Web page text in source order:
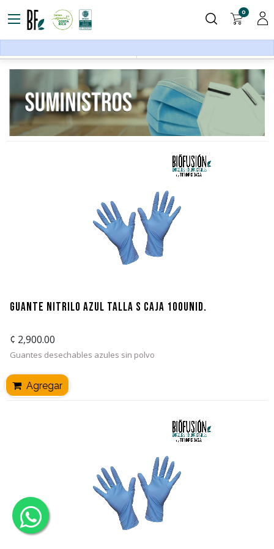
0
Equipo de protección
Guante Nitrilo Azul Talla S Caja 100unid.
¢ 2,900.00
Guantes desechables azules sin polvo
Agregar